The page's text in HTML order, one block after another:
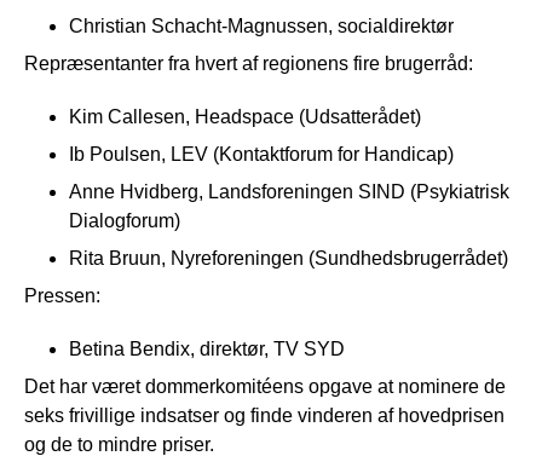
Christian Schacht-Magnussen, socialdirektør
Repræsentanter fra hvert af regionens fire brugerråd:
Kim Callesen, Headspace (Udsatterådet)
Ib Poulsen, LEV (Kontaktforum for Handicap)
Anne Hvidberg, Landsforeningen SIND (Psykiatrisk
Dialogforum)
Rita Bruun, Nyreforeningen (Sundhedsbrugerrådet)
Pressen:
Betina Bendix, direktør, TV SYD
Det har været dommerkomitéens opgave at nominere de
seks frivillige indsatser og finde vinderen af hovedprisen
og de to mindre priser.